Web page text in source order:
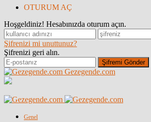
OTURUM AÇ
Hoşgeldiniz! Hesabınızda oturum açın.
Şifrenizi mi unuttunuz?
Şifrenizi geri alın.
Gezegende.com
Genel